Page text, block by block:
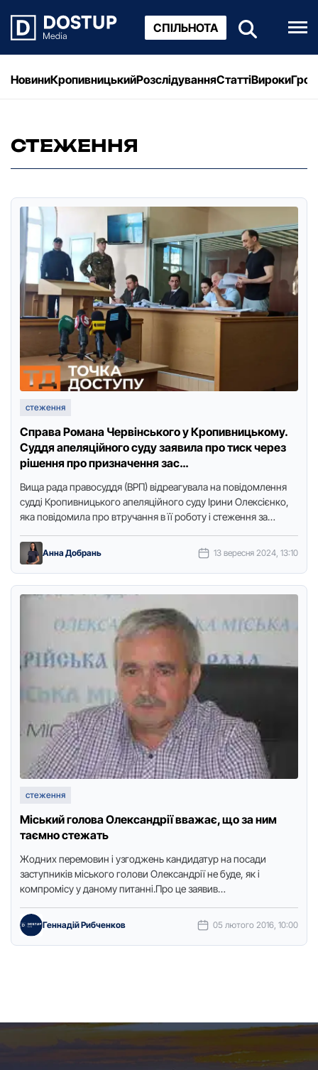
СПІЛЬНОТА
НовиниКропивницькийРозслідуванняСтаттіВироки
СТЕЖЕННЯ
стеження
Справа Романа Червінського у Кропивницькому.
Суддя апеляційного суду заявила про тиск через
рішення про призначення зас…
Вища рада правосуддя (ВРП) відреагувала на повідомлення
судді Кропивницького апеляційного суду Ірини Олексієнко,
яка повідомила про втручання в її роботу і стеження за
Анна Добрань 13 вересня 2024, 13:10
стеження
Міський голова Олександрії вважає, що за ним
таємно стежать
Жодних перемовин і узгоджень кандидатур на посади
заступників міського голови Олександрії не буде, як і
компромісу у даному питанні.Про це заявив
Геннадій Рибченков 05 лютого 2016, 10:00